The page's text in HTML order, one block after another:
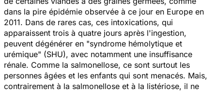
dans la pire épidémie observée à ce jour en Europe en
2011. Dans de rares cas, ces intoxications, qui
apparaissent trois à quatre jours après l'ingestion,
peuvent dégénérer en "syndrome hémolytique et
urémique" (SHU), avec notamment une insuffisance
rénale. Comme la salmonellose, ce sont surtout les
personnes âgées et les enfants qui sont menacés. Mais,
contrairement à la salmonellose et à la listériose, il ne